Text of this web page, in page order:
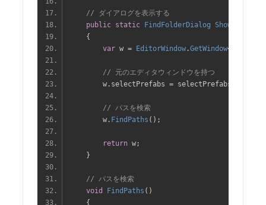
// ダイアログを表示する
public static FindFolderDialog ShowDialog
{
var w = EditorWindow .GetWindow<
// 元のエディタウィンドウを持つ
        w
. selectPrefabs = selectPrefabs
// パスを検索
        w
. FindPaths ();
return w;
}
// パスを検索
void
FindPaths ()
{